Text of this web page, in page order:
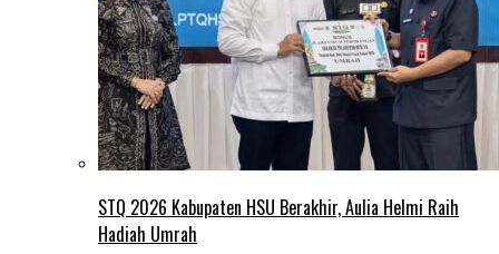
STQ 2026 Kabupaten HSU Berakhir, Aulia Helmi Raih
Hadiah Umrah